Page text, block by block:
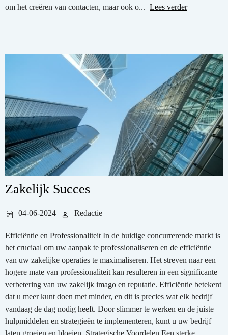
om het creëren van contacten, maar ook o... Lees verder
Zakelijk Succes
04-06-2024 Redactie
Efficiëntie en Professionaliteit In de huidige concurrerende markt is
het cruciaal om uw aanpak te professionaliseren en de efficiëntie
van uw zakelijke operaties te maximaliseren. Het streven naar een
hogere mate van professionaliteit kan resulteren in een significante
verbetering van uw zakelijk imago en reputatie. Efficiëntie betekent
dat u meer kunt doen met minder, en dit is precies wat elk bedrijf
vandaag de dag nodig heeft. Door slimmer te werken en de juiste
hulpmiddelen en strategieën te implementeren, kunt u uw bedrijf